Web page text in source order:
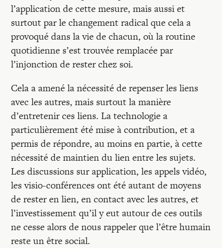
Mon compte
l’application de cette mesure, mais aussi et
surtout par le changement radical que cela a
provoqué dans la vie de chacun, où la routine
quotidienne s’est trouvée remplacée par
l’injonction de rester chez soi.
Cela a amené la nécessité de repenser les liens
avec les autres, mais surtout la manière
d’entretenir ces liens. La technologie a
particulièrement été mise à contribution, et a
permis de répondre, au moins en partie, à cette
nécessité de maintien du lien entre les sujets.
Les discussions sur application, les appels vidéo,
les visio-conférences ont été autant de moyens
de rester en lien, en contact avec les autres, et
l’investissement qu’il y eut autour de ces outils
ne cesse alors de nous rappeler que l’être humain
reste un être social.